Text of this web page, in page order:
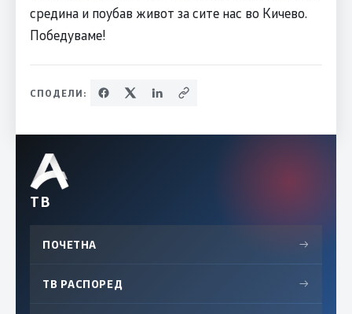
средина и поубав живот за сите нас во Кичево.
Победуваме!
СПОДЕЛИ:
ТВ
ПОЧЕТНА →
ТВ РАСПОРЕД →